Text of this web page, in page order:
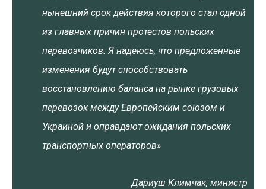
нынешний срок действия которого стал одной
из главных причин протестов польских
перевозчиков. Я надеюсь, что предложенные
изменения будут способствовать
восстановлению баланса на рынке грузовых
перевозок между Европейским союзом и
Украиной и оправдают ожидания польских
транспортных операторов»
Дариуш Климчак, министр